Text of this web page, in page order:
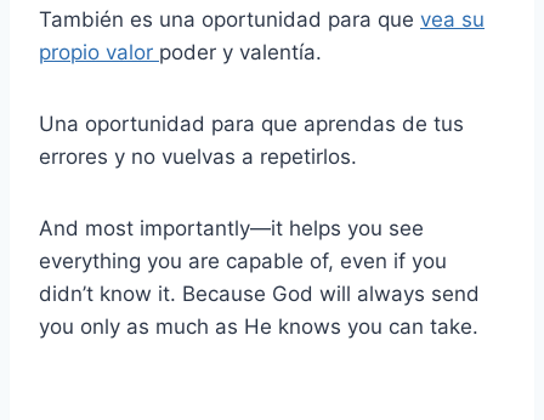
También es una oportunidad para que vea su
propio valor poder y valentía.
Una oportunidad para que aprendas de tus
errores y no vuelvas a repetirlos.
And most importantly—it helps you see
everything you are capable of, even if you
didn’t know it. Because God will always send
you only as much as He knows you can take.